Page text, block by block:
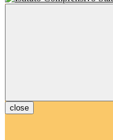
close